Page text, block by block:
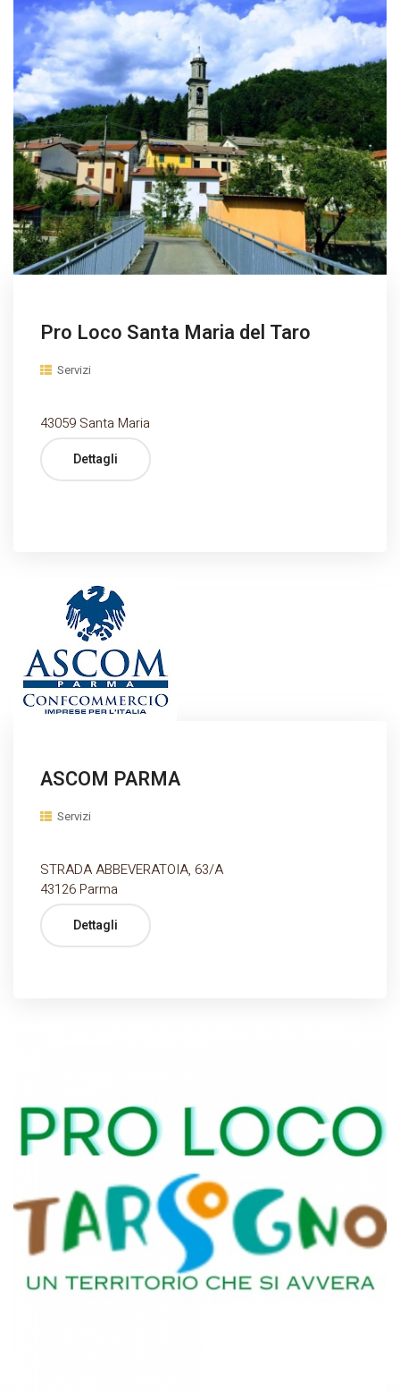
Pro Loco Santa Maria del Taro
Servizi
43059 Santa Maria
Dettagli
ASCOM PARMA
Servizi
STRADA ABBEVERATOIA, 63/A
43126 Parma
Dettagli